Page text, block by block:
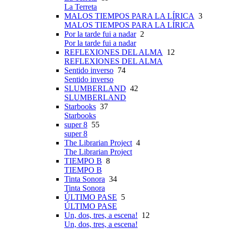
La Terreta
MALOS TIEMPOS PARA LA LÍRICA 3
MALOS TIEMPOS PARA LA LÍRICA
Por la tarde fui a nadar2
Por la tarde fui a nadar
REFLEXIONES DEL ALMA
12
REFLEXIONES DEL ALMA
Sentido inverso 74
Sentido inverso
SLUMBERLAND 42
SLUMBERLAND
Starbooks 37
Starbooks
super 8 55
super 8
The Librarian Project 4
The Librarian Project
TIEMPO B 8
TIEMPO B
Tinta Sonora 34
Tinta Sonora
ÚLTIMO PASE 5
ÚLTIMO PASE
Un, dos, tres, a escena! 12
Un, dos, tres, a escena!